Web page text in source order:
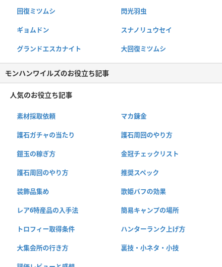
回復ミツムシ 閃光羽虫
ギョムドン スナノリュウセイ
グランドエスカナイト 大回復ミツムシ
モンハンワイルズのお役立ち記事
人気のお役立ち記事
素材採取依頼 マカ錬金
護石ガチャの当たり 護石周回のやり方
鎧玉の稼ぎ方 金冠チェックリスト
護石周回のやり方 推奨スペック
装飾品集め 歌姫バフの効果
レア6特産品の入手法 簡易キャンプの場所
トロフィー取得条件 ハンターランク上げ方
大集会所の行き方 裏技・小ネタ・小技